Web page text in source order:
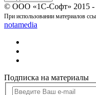
© ООО «1С-Софт» 2015 -
При использовании материалов
notamedia
Подписка на материалы